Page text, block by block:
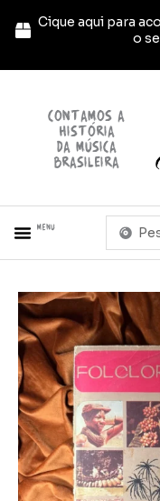
para
conteúdo
Cique aqui para
o
contamos a
história
da música
brasileira
Menu
Pesquisar